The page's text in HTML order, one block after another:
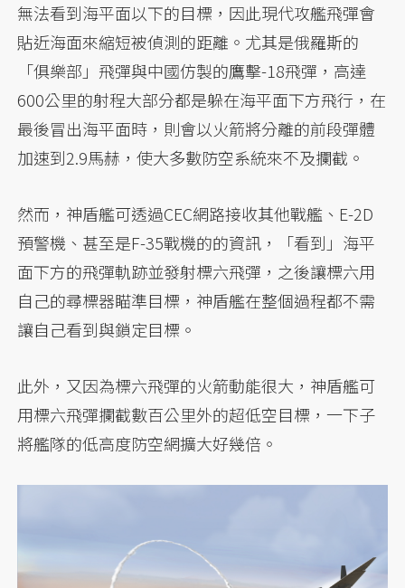
無法看到海平面以下的目標，因此現代攻艦飛彈會
貼近海面來縮短被偵測的距離。尤其是俄羅斯的
「俱樂部」飛彈與中國仿製的鷹擊-18飛彈，高達
600公里的射程大部分都是躲在海平面下方飛行，在
最後冒出海平面時，則會以火箭將分離的前段彈體
加速到2.9馬赫，使大多數防空系統來不及攔截。
然而，神盾艦可透過CEC網路接收其他戰艦、E-2D
預警機、甚至是F-35戰機的的資訊，「看到」海平
面下方的飛彈軌跡並發射標六飛彈，之後讓標六用
自己的尋標器瞄準目標，神盾艦在整個過程都不需
讓自己看到與鎖定目標。
此外，又因為標六飛彈的火箭動能很大，神盾艦可
用標六飛彈攔截數百公里外的超低空目標，一下子
將艦隊的低高度防空網擴大好幾倍。